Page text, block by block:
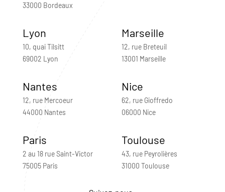
33000 Bordeaux
Lyon
10, quai Tilsitt
69002 Lyon
Marseille
12, rue Breteuil
13001 Marseille
Nantes
12, rue Mercoeur
44000 Nantes
Nice
62, rue Gioffredo
06000 Nice
Paris
2 au 18 rue Saint-Victor
75005 Paris
Toulouse
43, rue Peyrolières
31000 Toulouse